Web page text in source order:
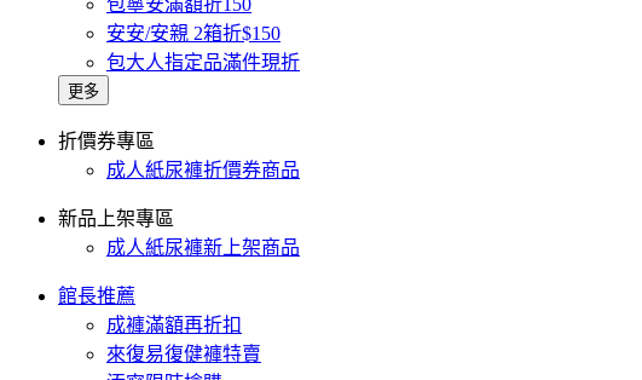
安安/安親 2箱折$150
包大人指定品滿件現折
更多
折價券專區
成人紙尿褲折價券商品
新品上架專區
成人紙尿褲新上架商品
館長推薦
成褲滿額再折扣
來復易復健褲特賣